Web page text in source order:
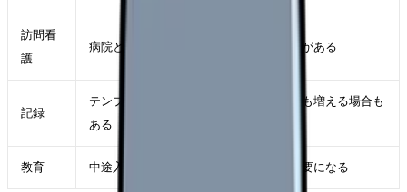
訪問看
護
病院との情報連携がしやすくなる可能性がある
記録
テンプレート設計次第で残業が減る場合も増える場合も
ある
教育 中途入職者への電子カルテ研修がより重要になる